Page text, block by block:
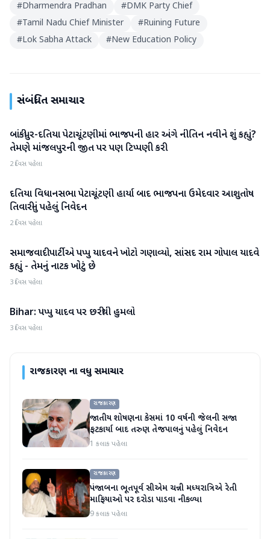
#Dharmendra Pradhan #DMK Party Chief
#Tamil Nadu Chief Minister #Ruining Future
#Lok Sabha Attack #New Education Policy
સંબંધિત સમાચાર
રાજકારણ
બાંકીપુર-દતિયા પેટાચૂંટણીમાં ભાજપની હાર અંગે નીતિન નવીને શું કહ્યું?
તેમણે માંજલપુરની જીત પર પણ ટિપ્પણી કરી
2 દિવસ પહેલા
રાજકારણ
દતિયા વિધાનસભા પેટાચૂંટણી હાર્યા બાદ ભાજપના ઉમેદવાર આશુતોષ
તિવારીનું પહેલું નિવેદન
2 દિવસ પહેલા
રાજકારણ
સમાજવાદી પાર્ટીએ પપ્પુ યાદવને ખોટો ગણાવ્યો, સાંસદ રામ ગોપાલ યાદવે
કહ્યું - તેમનું નાટક ખોટું છે
3 દિવસ પહેલા
રાજકારણ
Bihar: પપ્પુ યાદવ પર છરીથી હુમલો
3 દિવસ પહેલા
રાજકારણના વધુ સમાચાર
રાજકારણ
જાતીય શોષણના કેસમાં 10 વર્ષની જેલની સજા
ફટકાર્યા બાદ તરુણ તેજપાલનું પહેલું નિવેદન
1 કલાક પહેલા
રાજકારણ
પંજાબના ભૂતપૂર્વ સીએમ ચન્ની મધ્યરાત્રિએ રેતી
માફિયાઓ પર દરોડા પાડવા નીકળ્યા
9 કલાક પહેલા